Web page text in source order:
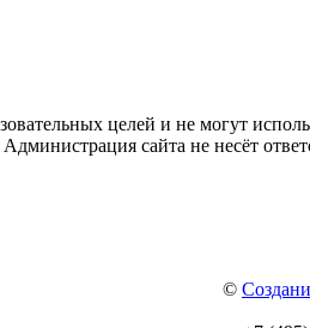
целей и не могут
сайта не несёт
©